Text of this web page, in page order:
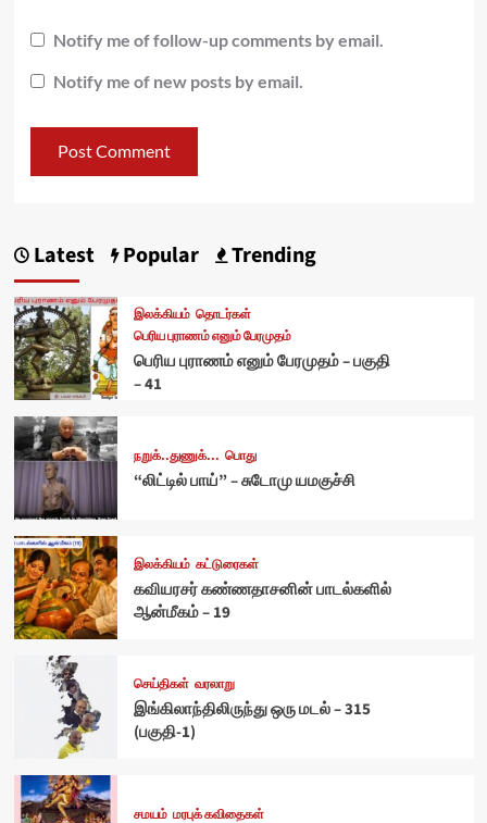
Notify me of follow-up comments by email.
Notify me of new posts by email.
Latest Popular Trending
இலக்கியம் தொடர்கள்
பெரிய புராணம் எனும் பேரமுதம்
பெரிய புராணம் எனும் பேரமுதம் – பகுதி
– 41
நறுக்..துணுக்... பொது
“லிட்டில் பாய்” – சுடோமு யமகுச்சி
இலக்கியம் கட்டுரைகள்
கவியரசர் கண்ணதாசனின் பாடல்களில்
ஆன்மீகம் – 19
செய்திகள் வரலாறு
இங்கிலாந்திலிருந்து ஒரு மடல் – 315
(பகுதி-1)
சமயம் மரபுக் கவிதைகள்